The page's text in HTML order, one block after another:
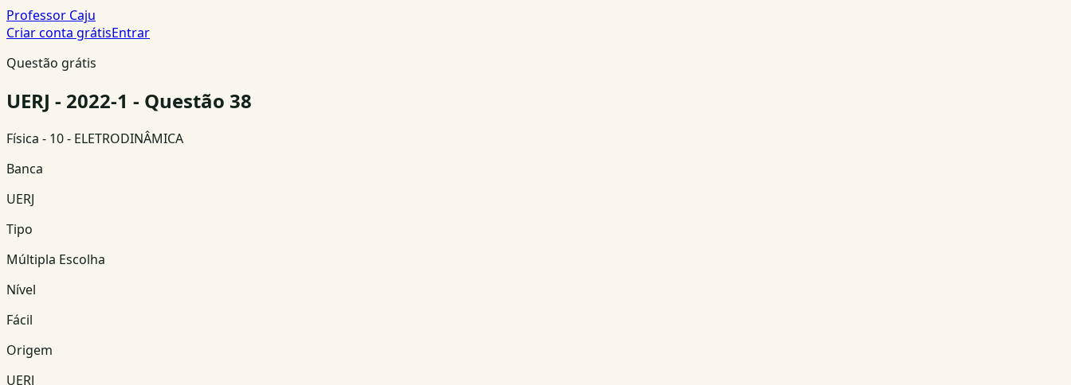
Professor Caju
Criar conta grátisEntrar
Questão grátis
UERJ - 2022-1 - Questão 38
Física - 10 - ELETRODINÂMICA
Banca
UERJ
Tipo
Múltipla Escolha
Nível
Fácil
Origem
UERJ